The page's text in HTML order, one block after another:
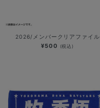
2026/メンバークリアファイル
¥500 (税込)